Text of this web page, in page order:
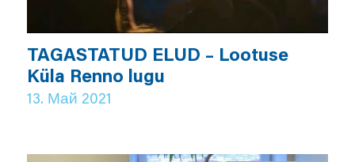
TAGASTATUD ELUD – Lootuse
Küla Renno lugu
13. Май 2021